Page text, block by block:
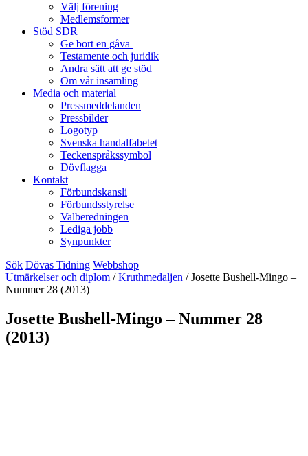
Välj förening
Medlemsformer
Stöd SDR
Ge bort en gåva
Testamente och juridik
Andra sätt att ge stöd
Om vår insamling
Media och material
Pressmeddelanden
Pressbilder
Logotyp
Svenska handalfabetet
Teckenspråkssymbol
Dövflagga
Kontakt
Förbundskansli
Förbundsstyrelse
Valberedningen
Lediga jobb
Synpunkter
Sök Dövas Tidning Webbshop
Utmärkelser och diplom /Kruthmedaljen /Josette Bushell-Mingo –
Nummer 28 (2013)
Josette Bushell-Mingo – Nummer 28
(2013)